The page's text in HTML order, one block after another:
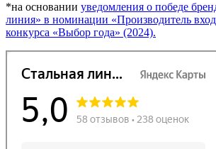
*на основании уведомления о победе
линия» в номинации «Производитель
конкурса «Выбор года» (2024).